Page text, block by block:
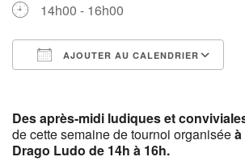
14h00 - 16h00
AJOUTER AU CALENDRIER
Des après-midi ludiques et
de cette semaine de tournoi organisée
Drago Ludo de 14h à 16h.